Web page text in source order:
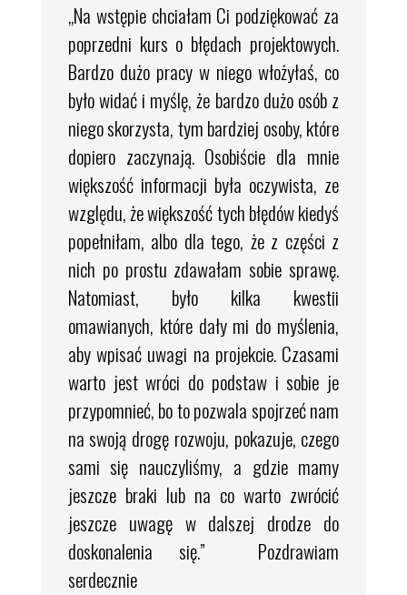
„Na wstępie chciałam Ci podziękować za
poprzedni kurs o błędach projektowych.
Bardzo dużo pracy w niego włożyłaś, co
było widać i myślę, że bardzo dużo osób z
niego skorzysta, tym bardziej osoby, które
dopiero zaczynają. Osobiście dla mnie
większość informacji była oczywista, ze
względu, że większość tych błędów kiedyś
popełniłam, albo dla tego, że z części z
nich po prostu zdawałam sobie sprawę.
Natomiast, było kilka kwestii
omawianych, które dały mi do myślenia,
aby wpisać uwagi na projekcie. Czasami
warto jest wróci do podstaw i sobie je
przypomnieć, bo to pozwala spojrzeć nam
na swoją drogę rozwoju, pokazuje, czego
sami się nauczyliśmy, a gdzie mamy
jeszcze braki lub na co warto zwrócić
jeszcze uwagę w dalszej drodze do
doskonalenia się.” Pozdrawiam
serdecznie